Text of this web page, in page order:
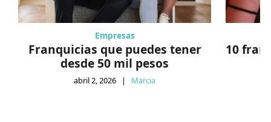
Empresas
Franquicias que puedes tener
desde 50 mil pesos
abril 2, 2026 | Marcia
10